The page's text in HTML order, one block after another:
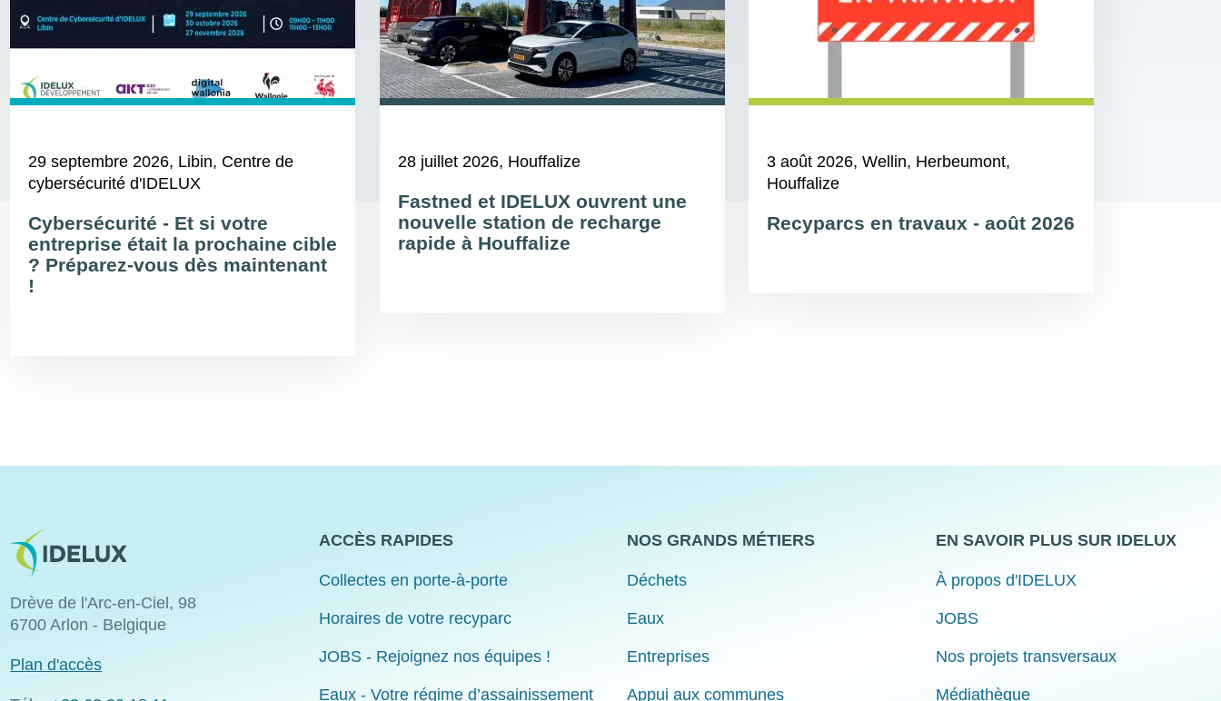
29 septembre 2026, Libin, Centre de
cybersécurité d'IDELUX
Cybersécurité - Et si votre
entreprise était la prochaine cible
? Préparez-vous dès maintenant
!
28 juillet 2026, Houffalize
Fastned et IDELUX ouvrent une
nouvelle station de recharge
rapide à Houffalize
3 août 2026, Wellin, Herbeumont,
Houffalize
Recyparcs en travaux - août 2026
Image
Drève de l'Arc-en-Ciel, 98
6700 Arlon - Belgique
Plan d'accès
ACCÈS RAPIDES
Collectes en porte-à-porte
Horaires de votre recyparc
JOBS - Rejoignez nos équipes !
Eaux - Votre régime d’assainissement
NOS GRANDS MÉTIERS
Déchets
Eaux
Entreprises
Appui aux communes
EN SAVOIR PLUS SUR IDELUX
À propos d'IDELUX
JOBS
Nos projets transversaux
Médiathèque